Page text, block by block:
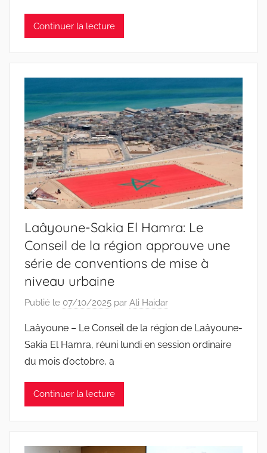
Continuer la lecture
Laâyoune-Sakia El Hamra: Le
Conseil de la région approuve une
série de conventions de mise à
niveau urbaine
Publié le 07/10/2025 par Ali Haidar
Laâyoune – Le Conseil de la région de Laâyoune-
Sakia El Hamra, réuni lundi en session ordinaire
du mois d’octobre, a
Continuer la lecture